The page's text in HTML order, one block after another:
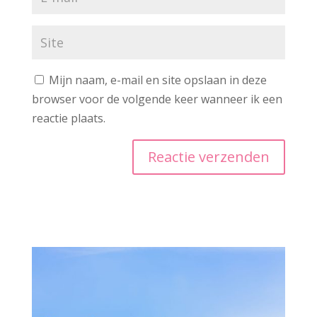
Mijn naam, e-mail en site opslaan in deze
browser voor de volgende keer wanneer ik een
reactie plaats.